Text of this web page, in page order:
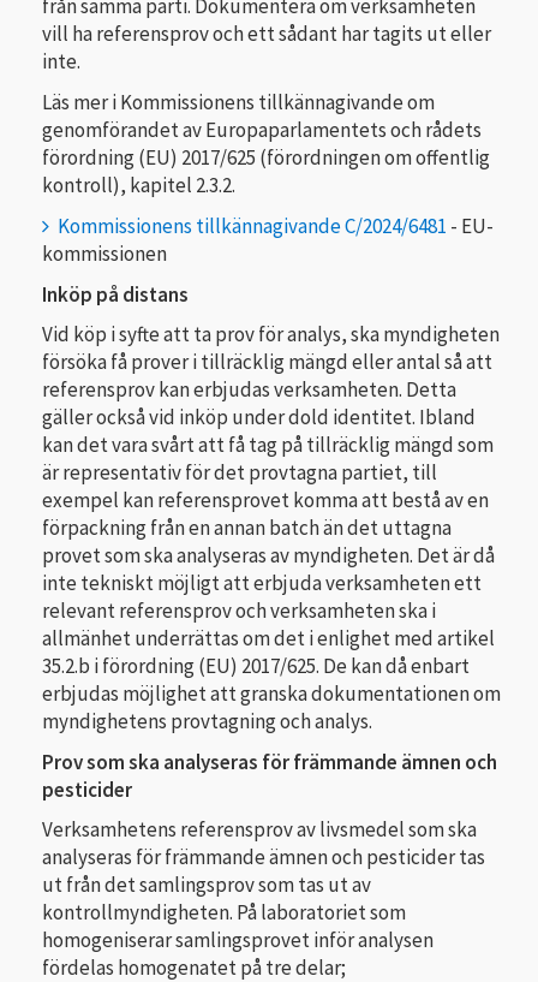
från samma parti. Dokumentera om verksamheten
vill ha referensprov och ett sådant har tagits ut eller
inte.
Läs mer i Kommissionens tillkännagivande om
genomförandet av Europaparlamentets och rådets
förordning (EU) 2017/625 (förordningen om offentlig
kontroll), kapitel 2.3.2.
Kommissionens tillkännagivande C/2024/6481 - EU-
kommissionen
Inköp på distans
Vid köp i syfte att ta prov för analys, ska myndigheten
försöka få prover i tillräcklig mängd eller antal så att
referensprov kan erbjudas verksamheten. Detta
gäller också vid inköp under dold identitet. Ibland
kan det vara svårt att få tag på tillräcklig mängd som
är representativ för det provtagna partiet, till
exempel kan referensprovet komma att bestå av en
förpackning från en annan batch än det uttagna
provet som ska analyseras av myndigheten. Det är då
inte tekniskt möjligt att erbjuda verksamheten ett
relevant referensprov och verksamheten ska i
allmänhet underrättas om det i enlighet med artikel
35.2.b i förordning (EU) 2017/625. De kan då enbart
erbjudas möjlighet att granska dokumentationen om
myndighetens provtagning och analys.
Prov som ska analyseras för främmande ämnen och
pesticider
Verksamhetens referensprov av livsmedel som ska
analyseras för främmande ämnen och pesticider tas
ut från det samlingsprov som tas ut av
kontrollmyndigheten. På laboratoriet som
homogeniserar samlingsprovet inför analysen
fördelas homogenatet på tre delar;